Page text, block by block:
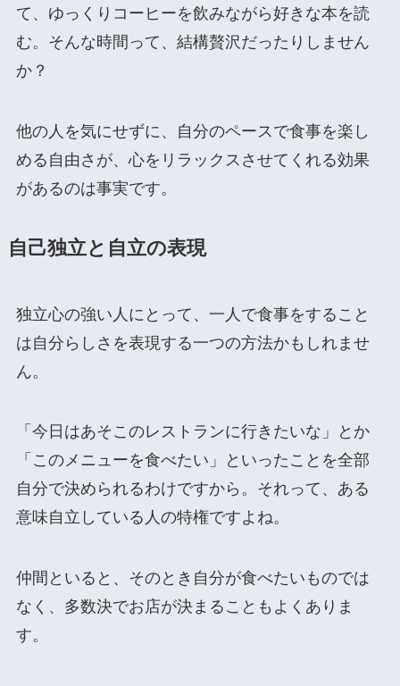
て、ゆっくりコーヒーを飲みながら好きな本を読
む。そんな時間って、結構贅沢だったりしません
か？
他の人を気にせずに、自分のペースで食事を楽し
める自由さが、心をリラックスさせてくれる効果
があるのは事実です。
自己独立と自立の表現
独立心の強い人にとって、一人で食事をすること
は自分らしさを表現する一つの方法かもしれませ
ん。
「今日はあそこのレストランに行きたいな」とか
「このメニューを食べたい」といったことを全部
自分で決められるわけですから。それって、ある
意味自立している人の特権ですよね。
仲間といると、そのとき自分が食べたいものでは
なく、多数決でお店が決まることもよくありま
す。